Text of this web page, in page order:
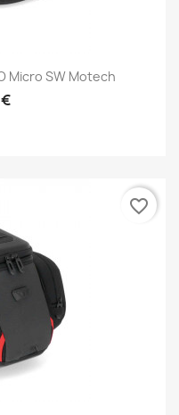
Micro SW Motech
favorite_border